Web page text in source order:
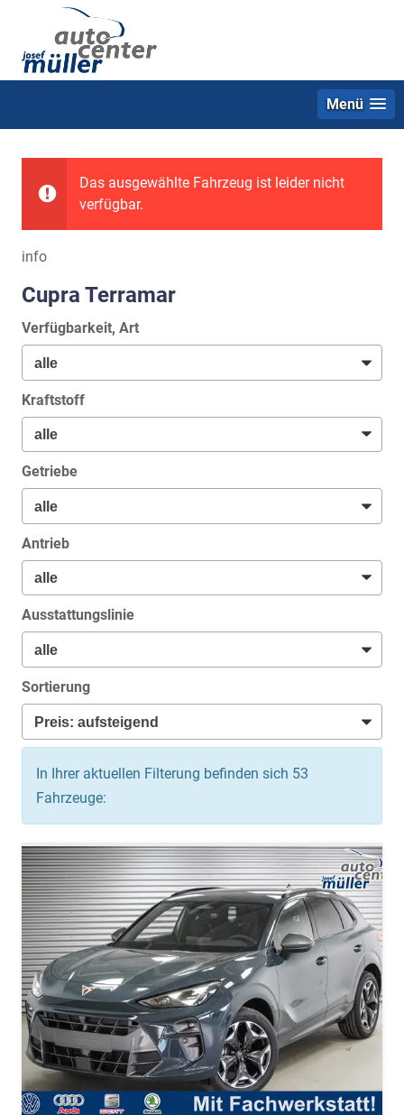
Menü
Das ausgewählte Fahrzeug ist leider nicht
verfügbar.
info
Cupra Terramar
Verfügbarkeit, Art
Kraftstoff
Getriebe
Antrieb
Ausstattungslinie
Sortierung
In Ihrer aktuellen Filterung befinden sich 53
Fahrzeuge: